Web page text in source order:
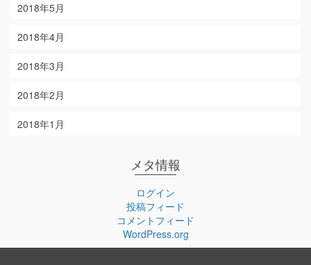
2018年5月
2018年4月
2018年3月
2018年2月
2018年1月
メタ情報
ログイン
投稿フィード
コメントフィード
WordPress.org